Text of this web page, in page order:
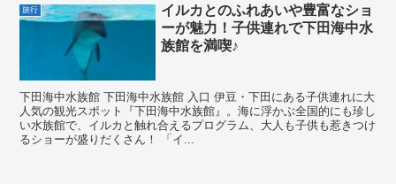
旅行
イルカとのふれあいや豊富なショ
ーが魅力！子供連れで下田海中水
族館を満喫♪
下田海中水族館 下田海中水族館 入口 伊豆・下田にある子供連れに大
人気の観光スポット『下田海中水族館』。海に浮かぶ全国的にも珍し
い水族館で、イルカと触れ合えるプログラム、大人も子供も惹きつけ
るショーが盛りだくさん！ 「イ...